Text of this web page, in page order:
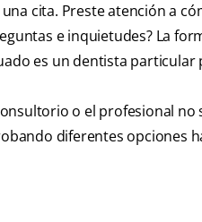
cita. Preste atención a
e inquietudes? La
es un dentista particular
o el profesional no
diferentes opciones